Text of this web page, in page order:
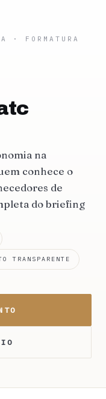
· FORMATURA
na
conhece o
de
do briefing
TRANSPARENTE